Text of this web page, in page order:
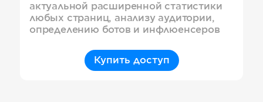
актуальной расширенной статистики
любых страниц, анализу аудитории,
определению ботов и инфлюенсеров
Купить доступ